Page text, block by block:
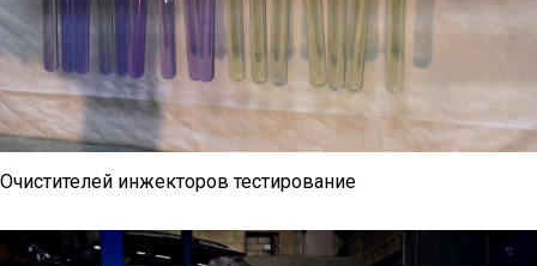
Очистителей инжекторов тестирование